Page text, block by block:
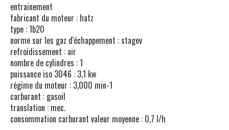
entrainement
fabricant du moteur : hatz
type : 1b20
norme sur les gaz d'échappement : stagev
refroidissement : air
nombre de cylindres : 1
puissance iso 3046 : 3,1 kw
régime du moteur : 3,000 min-1
carburant : gasoil
translation : mec.
consommation carburant valeur moyenne : 0,7 l/h